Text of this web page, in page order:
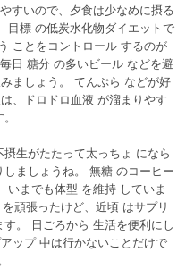
すいので、夕食は少なめに摂る
目標 の低炭水化物ダイエットで
ことをコントロール するのが
日 糖分 の多いビール などを避
ましょう。 てんぷら などが好
、ドロドロ血液 が溜まりやす
生がたたって太っちょ になら
ましょうね。 無糖 のコーヒー
いまでも体型 を維持 していま
頑張ったけど、近頃 はサプリ
。 日ごろから 生活を便利にし
ップ 中は行かないことだけで